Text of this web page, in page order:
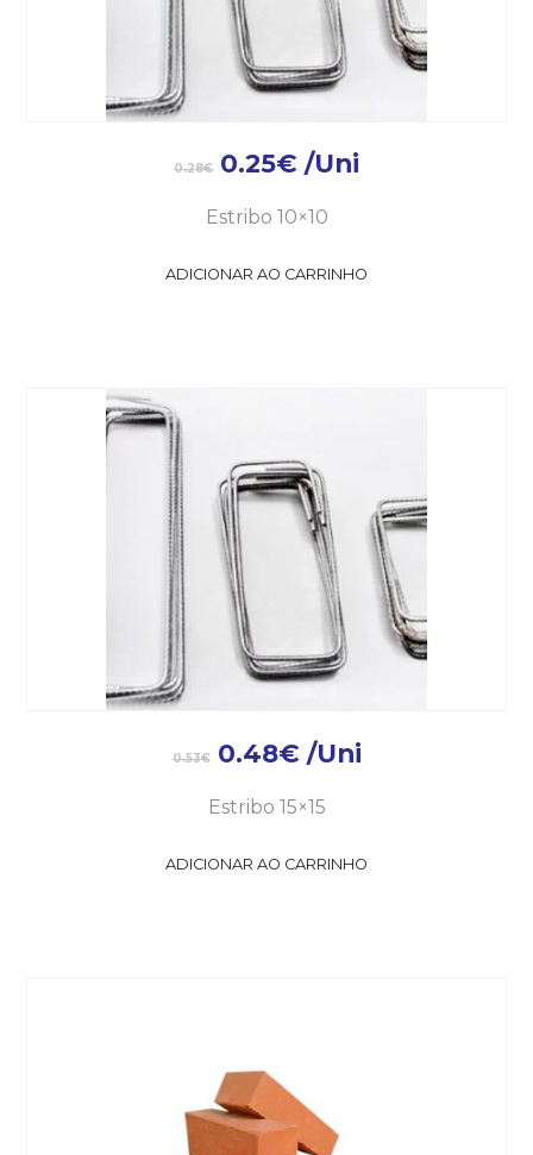
0.28€ 0.25€ /Uni
Estribo 10×10
ADICIONAR AO CARRINHO
0.53€ 0.48€ /Uni
Estribo 15×15
ADICIONAR AO CARRINHO